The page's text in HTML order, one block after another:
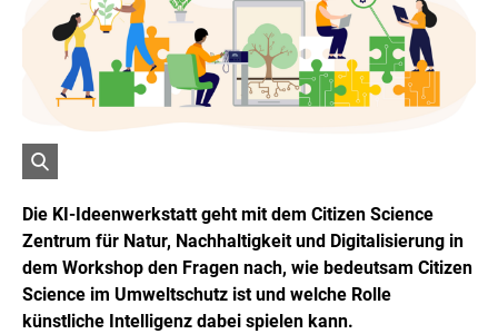
f
f
n
e
t
B
i
o
n
Die KI-Ideenwerkstatt geht mit dem Citizen Science
Zentrum für Natur, Nachhaltigkeit und Digitalisierung in
dem Workshop den Fragen nach, wie bedeutsam Citizen
Science im Umweltschutz ist und welche Rolle
künstliche Intelligenz dabei spielen kann.